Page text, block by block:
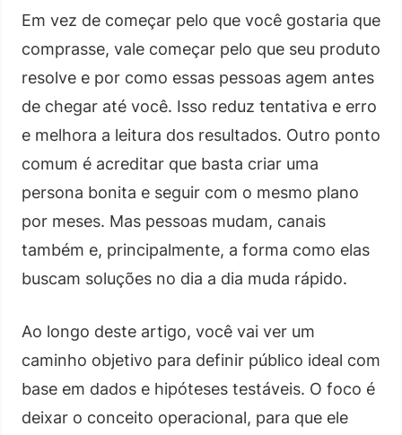
Em vez de começar pelo que você gostaria que
comprasse, vale começar pelo que seu produto
resolve e por como essas pessoas agem antes
de chegar até você. Isso reduz tentativa e erro
e melhora a leitura dos resultados. Outro ponto
comum é acreditar que basta criar uma
persona bonita e seguir com o mesmo plano
por meses. Mas pessoas mudam, canais
também e, principalmente, a forma como elas
buscam soluções no dia a dia muda rápido.
Ao longo deste artigo, você vai ver um
caminho objetivo para definir público ideal com
base em dados e hipóteses testáveis. O foco é
deixar o conceito operacional, para que ele